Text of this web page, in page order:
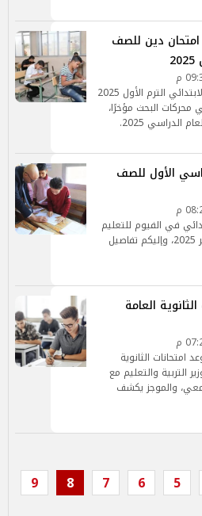
دين للصف
نموذج امتحان دين للصف الثالث الابتدائي الترم الأول 2025
محركات البحث مؤخرًا،
2025.
الأول للصف
في الفيوم للتعليم
العام في الأسبوع الثاني من يناير 2025، وإليكم تفاصيل
العامة
امتحانات الثانوية
وزير التربية والتعليم مع
والموجز يكشف
5
6
7
8
9